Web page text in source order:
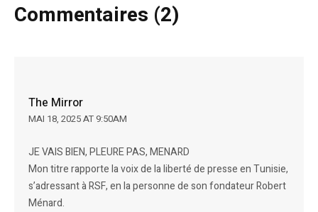
Commentaires (2)
The Mirror
MAI 18, 2025 AT 9:50AM
JE VAIS BIEN, PLEURE PAS, MENARD
Mon titre rapporte la voix de la liberté de presse en Tunisie,
s’adressant à RSF, en la personne de son fondateur Robert
Ménard.